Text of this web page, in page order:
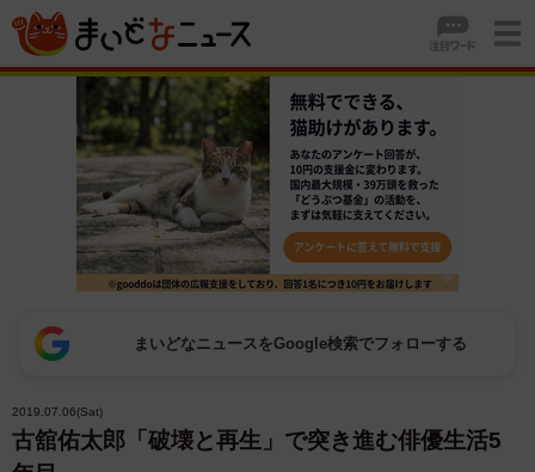
まいどなニュースをGoogle検索でフォローする
2019.07.06(Sat)
古舘佑太郎「破壊と再生」で突き進む俳優生活5